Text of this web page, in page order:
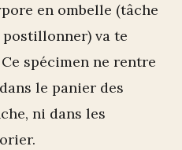
en ombelle (tâche
va te
spécimen ne rentre
le panier des
ni dans les